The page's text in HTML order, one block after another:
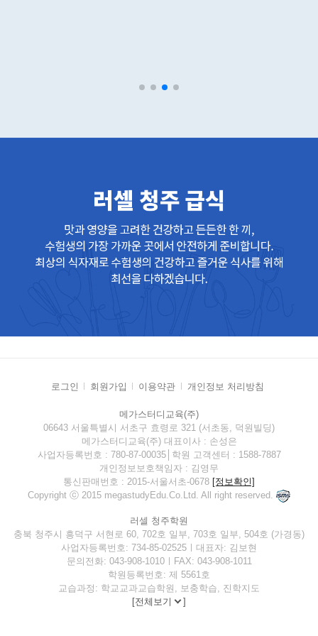
로그인 회원가입 이용약관 개인정보 처리방침
메가스터디교육(주)
06643 서울특별시 서초구 효령로 321 (서초동, 덕원빌딩)
메가스터디교육(주) 대표이사 : 손성은
사업자등록번호 : 780-87-00035│학원 고객센터 : 1588-7887
개인정보보호책임자 : 김영무
통신판매번호 : 2015-서울서초-0678 [정보확인]
Copyright ⓒ 2015 megastudyEdu.Co.Ltd. All right reserved.
러셀 청주학원
충북 청주시 흥덕구 서현로 60, 702호 일부, 703호 일부, 504호 (가경동)
사업자등록번호: 734-85-02525ㅣ대표자: 김보현
문의전화: 043-908-1010ㅣFAX: 043-908-1011
학원등록번호: 제 5561호
교습과정: 학교교과교습학원, 보충학습, 진학지도
[전체보기 ]